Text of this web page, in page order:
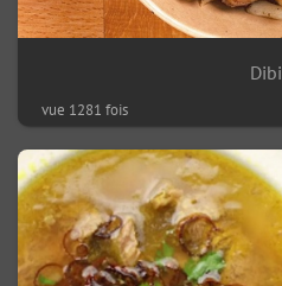
Dibi
vue 1281 fois